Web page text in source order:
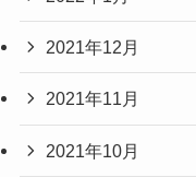
2021年12月
2021年11月
2021年10月